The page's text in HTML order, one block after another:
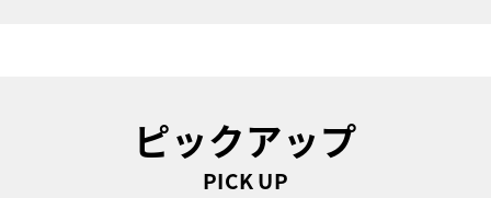
ピックアップ
PICK UP